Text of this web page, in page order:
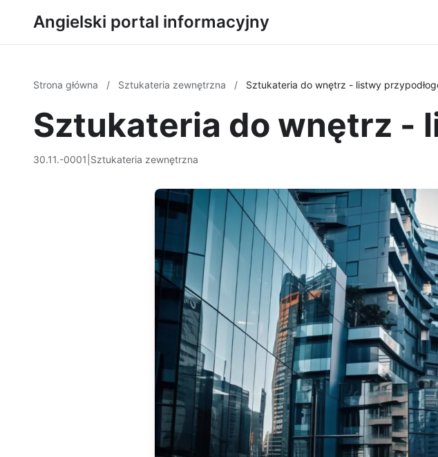
Angielski portal informacyjny
Strona główna / Sztukateria zewnętrzna / Sztukateria do wnętrz - listwy
Sztukateria do wnętrz -
30.11.-0001 Sztukateria zewnętrzna